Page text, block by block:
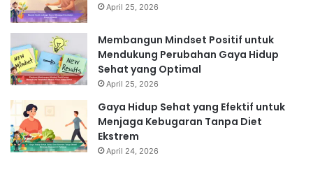
April 25, 2026
Membangun Mindset Positif untuk
Mendukung Perubahan Gaya Hidup
Sehat yang Optimal
April 25, 2026
Gaya Hidup Sehat yang Efektif untuk
Menjaga Kebugaran Tanpa Diet
Ekstrem
April 24, 2026